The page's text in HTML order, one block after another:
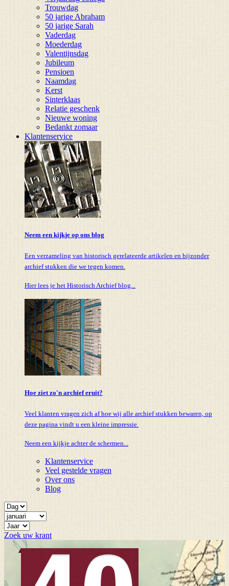
Trouwdag
50 jarige Abraham
50 jarige Sarah
Vaderdag
Moederdag
Valentijnsdag
Jubileum
Pensioen
Naamdag
Kerst
Sinterklaas
Relatie geschenk
Nieuwe woning
Bedankt zomaar
Klantenservice
Neem een kijkje op ons blog
Een verzameling van historisch gerelateerde artikelen en bijzonder
archief stukken die we tegen komen.
Hier lees je het Historisch Archief blog...
Hoe ziet zo'n archief eruit?
Veel klanten vragen zich af hoe wij alle archief stukken bewaren, op
deze pagina vindt u een kleine impressie.
Neem een kijkje achter de schermen...
Klantenservice
Veel gestelde vragen
Over ons
Blog
Zoek uw krant